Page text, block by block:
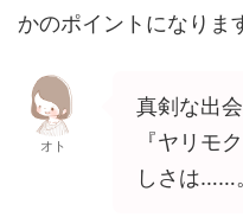
かのポイントになりま
オト
真剣な出
『ヤリモ
しさは……